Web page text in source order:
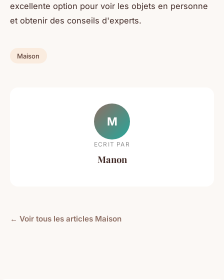
excellente option pour voir les objets en personne
et obtenir des conseils d'experts.
Maison
M
ECRIT PAR
Manon
← Voir tous les articles Maison